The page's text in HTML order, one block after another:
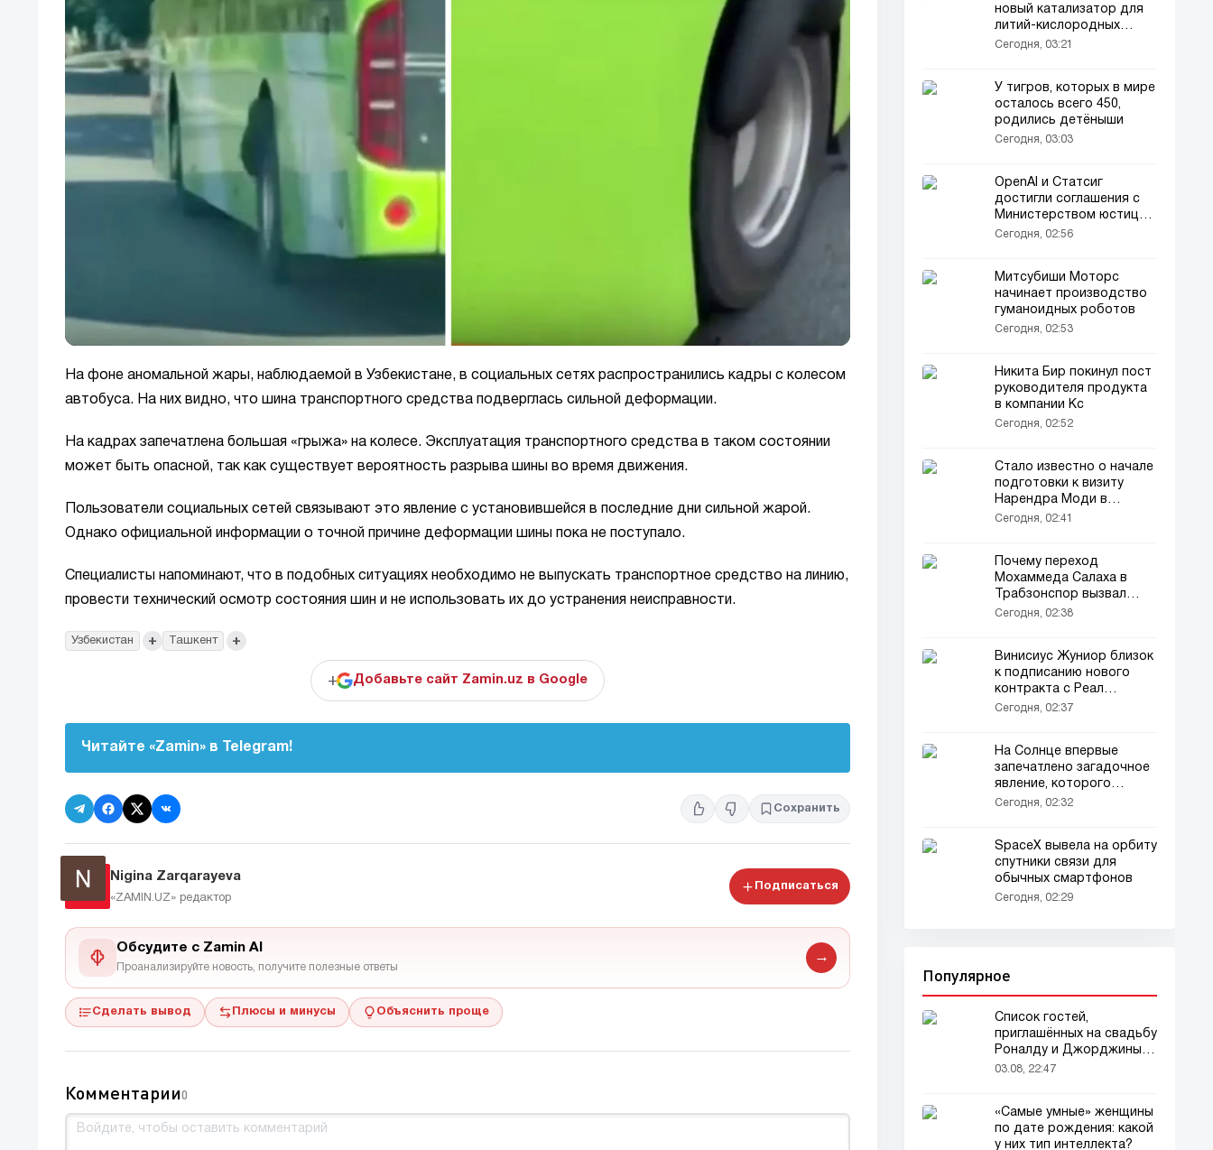
На фоне аномальной жары, наблюдаемой в Узбекистане, в социальных сетях распространились кадры с колесом
автобуса. На них видно, что шина транспортного средства подверглась сильной деформации.
На кадрах запечатлена большая «грыжа» на колесе. Эксплуатация транспортного средства в таком состоянии
может быть опасной, так как существует вероятность разрыва шины во время движения.
Пользователи социальных сетей связывают это явление с установившейся в последние дни сильной жарой.
Однако официальной информации о точной причине деформации шины пока не поступало.
Специалисты напоминают, что в подобных ситуациях необходимо не выпускать транспортное средство на линию,
провести технический осмотр состояния шин и не использовать их до устранения неисправности.
Узбекистан + Ташкент +
+ Добавьте сайт Zamin.uz в Google
Читайте «Zamin» в Telegram!
Сохранить
Nigina Zarqarayeva
«ZAMIN.UZ» редактор
Подписаться
Обсудите с Zamin AI
Проанализируйте новость, получите полезные ответы
→
Сделать вывод Плюсы и минусы Объяснить проще
Комментарии0
новый катализатор для
литий-кислородных
батарей
Сегодня, 03:21
У тигров, которых в мире
осталось всего 450,
родились детёныши
Сегодня, 03:03
OpenAI и Статсиг
достигли соглашения с
Министерством юстиции
США на 3,2 млн долларов
Сегодня, 02:56
Митсубиши Моторс
начинает производство
гуманоидных роботов
Сегодня, 02:53
Никита Бир покинул пост
руководителя продукта
в компании Кс
Сегодня, 02:52
Стало известно о начале
подготовки к визиту
Нарендра Моди в
Узбекистан
Сегодня, 02:41
Почему переход
Мохаммеда Салаха в
Трабзонспор вызвал
споры
Сегодня, 02:38
Винисиус Жуниор близок
к подписанию нового
контракта с Реал
Мадридом
Сегодня, 02:37
На Солнце впервые
запечатлено загадочное
явление, которого
учёные не ожидали
Сегодня, 02:32
SpaceX вывела на орбиту
спутники связи для
обычных смартфонов
Сегодня, 02:29
Популярное
Список гостей,
приглашённых на свадьбу
Роналду и Джорджины,
вызвал ажиотаж
03.08, 22:47
«Самые умные» женщины
по дате рождения: какой
у них тип интеллекта?